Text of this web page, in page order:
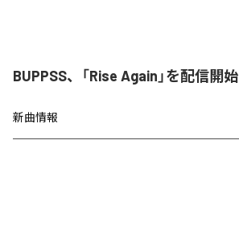
BUPPSS、「Rise Again」を配信開始
新曲情報